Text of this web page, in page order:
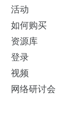
活动
如何购买
资源库
登录
视频
网络研讨会